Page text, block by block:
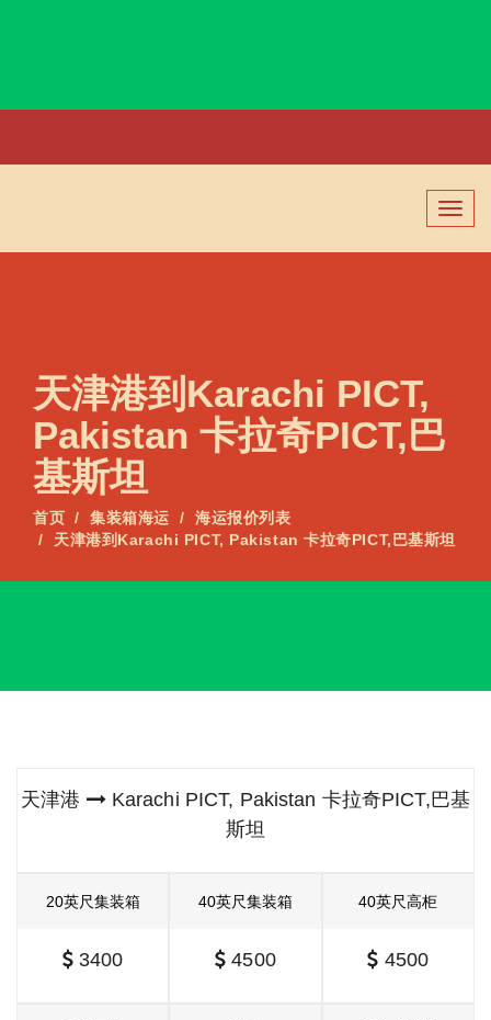
切
换
导
天津港到Karachi PICT,
Pakistan 卡拉奇PICT,巴
基斯坦
首页 集装箱海运
海运报价列表
天津港到Karachi PICT, Pakistan 卡拉奇PICT,巴基斯坦
天津港
Karachi PICT, Pakistan 卡拉奇PICT,巴基
斯坦
20英尺集装箱
3400
40英尺集装箱
4500
40英尺高柜
4500